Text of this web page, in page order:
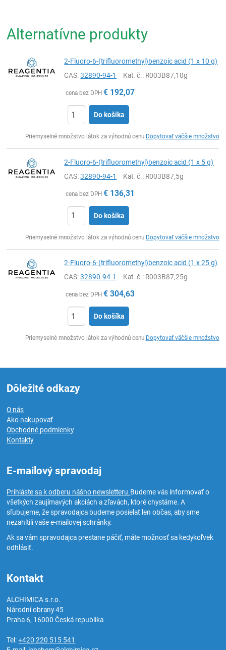
Alternatívne produkty
2-Fluoro-6-(trifluoromethyl)benzoic acid (1 x 10 g)
CAS:32890-94-1 Kat. č.: R003B87,10g
cena bez DPH € 192,07
Do košíka
Priemyselné množstvo látok za výhodnú cenu Dopytovať väčšie množstvo
2-Fluoro-6-(trifluoromethyl)benzoic acid (1 x 5 g)
CAS:32890-94-1 Kat. č.: R003B87,5g
cena bez DPH € 136,31
Do košíka
Priemyselné množstvo látok za výhodnú cenu Dopytovať väčšie množstvo
2-Fluoro-6-(trifluoromethyl)benzoic acid (1 x 25 g)
CAS:32890-94-1 Kat. č.: R003B87,25g
cena bez DPH € 304,63
Do košíka
Priemyselné množstvo látok za výhodnú cenu Dopytovať väčšie množstvo
Dôležité odkazy
O nás
Ako nakupovať
Obchodné podmienky
Kontakty
E-mailový spravodaj
Prihláste sa k odberu nášho newsletteru.Budeme vás informovať o
všetkých zaujímavých akciách a zľavách, ktoré chystáme. A
sľubujeme, že spravodajca budeme posielať len občas, aby sme
nezahltili vaše e-mailovej schránky.
Ak sa vám spravodajca prestane páčiť, máte možnosť sa kedykoľvek
odhlásiť.
Kontakt
ALCHIMICA s.r.o.
Národní obrany 45
Praha 6, 16000Česká republika
Tel:+420 220 515 541